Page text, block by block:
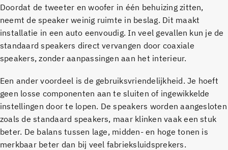
Doordat de tweeter en woofer in één behuizing zitten,
neemt de speaker weinig ruimte in beslag. Dit maakt
installatie in een auto eenvoudig. In veel gevallen kun je de
standaard speakers direct vervangen door coaxiale
speakers, zonder aanpassingen aan het interieur.
Een ander voordeel is de gebruiksvriendelijkheid. Je hoeft
geen losse componenten aan te sluiten of ingewikkelde
instellingen door te lopen. De speakers worden aangesloten
zoals de standaard speakers, maar klinken vaak een stuk
beter. De balans tussen lage, midden- en hoge tonen is
merkbaar beter dan bij veel fabrieksluidsprekers.